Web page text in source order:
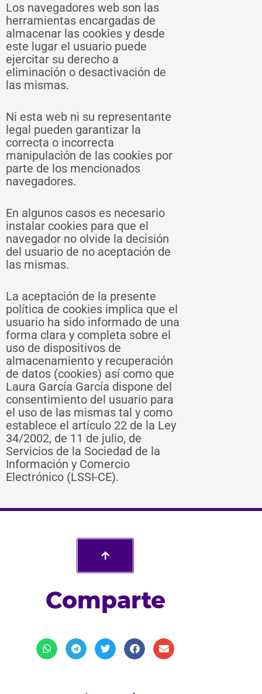
Los navegadores web son las
herramientas encargadas de
almacenar las cookies y desde
este lugar el usuario puede
ejercitar su derecho a
eliminación o desactivación de
las mismas.
Ni esta web ni su representante
legal pueden garantizar la
correcta o incorrecta
manipulación de las cookies por
parte de los mencionados
navegadores.
En algunos casos es necesario
instalar cookies para que el
navegador no olvide la decisión
del usuario de no aceptación de
las mismas.
La aceptación de la presente
política de cookies implica que el
usuario ha sido informado de una
forma clara y completa sobre el
uso de dispositivos de
almacenamiento y recuperación
de datos (cookies) así como que
Laura García García dispone del
consentimiento del usuario para
el uso de las mismas tal y como
establece el artículo 22 de la Ley
34/2002, de 11 de julio, de
Servicios de la Sociedad de la
Información y Comercio
Electrónico (LSSI-CE).
Comparte